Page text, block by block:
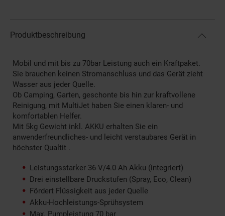
Produktbeschreibung
Mobil und mit bis zu 70bar Leistung auch ein Kraftpaket.
Sie brauchen keinen Stromanschluss und das Gerät zieht
Wasser aus jeder Quelle.
Ob Camping, Garten, geschonte bis hin zur kraftvollene
Reinigung, mit MultiJet haben Sie einen klaren- und
komfortablen Helfer.
Mit 5kg Gewicht inkl. AKKU erhalten Sie ein
anwenderfreundliches- und leicht verstaubares Gerät in
höchster Qualtit .
Leistungsstarker 36 V/4.0 Ah Akku (integriert)
Drei einstellbare Druckstufen (Spray, Eco, Clean)
Fördert Flüssigkeit aus jeder Quelle
Akku-Hochleistungs-Sprühsystem
Max. Pumpleistung 70 bar